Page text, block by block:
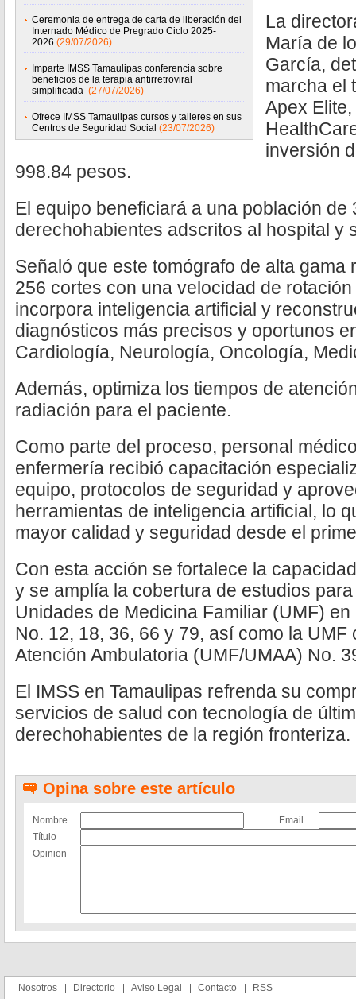
Ceremonia de entrega de carta de liberación del
Internado Médico de Pregrado Ciclo 2025-
2026 (29/07/2026)
Imparte IMSS Tamaulipas conferencia sobre
beneficios de la terapia antirretroviral
simplificada (27/07/2026)
Ofrece IMSS Tamaulipas cursos y talleres en sus
Centros de Seguridad Social (23/07/2026)
La
María de
García,
marcha el
Apex
inversión
998.84 pesos.
El equipo beneficiará a una población de
derechohabientes adscritos al hospital y
Señaló que este tomógrafo de alta gama
256 cortes con una velocidad de
incorpora inteligencia artificial y
diagnósticos más precisos y oportunos
Cardiología, Neurología, Oncología,
Además, optimiza los tiempos de
radiación para el paciente.
Como parte del proceso, personal
enfermería recibió capacitación
equipo, protocolos de seguridad y
herramientas de inteligencia artificial, lo
mayor calidad y seguridad desde el
Con esta acción se fortalece la
y se amplía la cobertura de estudios
Unidades de Medicina Familiar (UMF)
No. 12, 18, 36, 66 y 79, así como la
Atención Ambulatoria (UMF/UMAA) No.
El IMSS en Tamaulipas refrenda su
servicios de salud con tecnología de
derechohabientes de la región fronteriza.
Opina sobre este artículo
Nombre
Email
Título
Opinion
Nosotros Directorio Aviso Legal Contacto RSS